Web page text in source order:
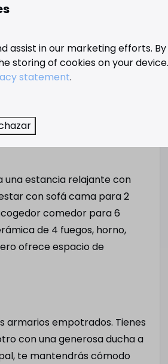
de baño
de obra
incluidas
ducha
de pelo
acondicionado y gran
este
una estancia relajante con
con sofá cama para 2
comedor para 6
de 4 fuegos, horno,
ofrece espacio de
armarios empotrados. Tienes
con una generosa ducha a
te mantendrás cómodo
assist in our marketing efforts.
storing of cookies on your
statement.